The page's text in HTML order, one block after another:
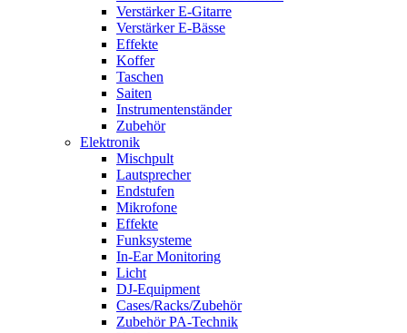
Verstärker E-Gitarre
Verstärker E-Bässe
Effekte
Koffer
Taschen
Saiten
Instrumentenständer
Zubehör
Elektronik
Mischpult
Lautsprecher
Endstufen
Mikrofone
Effekte
Funksysteme
In-Ear Monitoring
Licht
DJ-Equipment
Cases/Racks/Zubehör
Zubehör PA-Technik